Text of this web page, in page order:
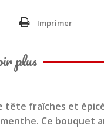
Imprimer
plus
tête fraîches et
Ce bouquet